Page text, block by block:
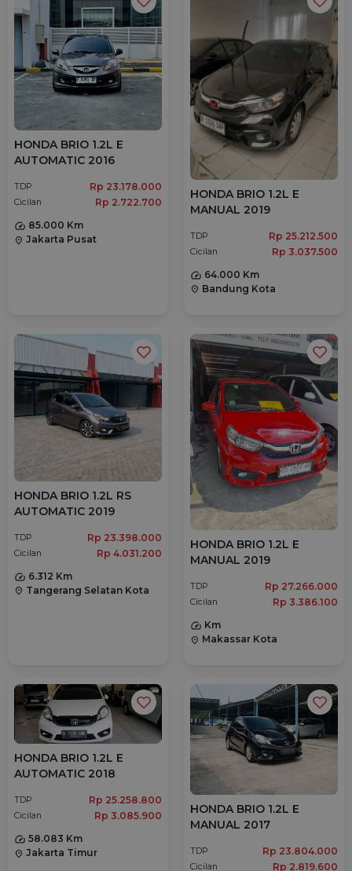
HONDA BRIO 1.2L E
AUTOMATIC 2016
TDP Rp 23.178.000
Cicilan
Rp 2.722.700
85.000 Km
location_on Jakarta Pusat
HONDA BRIO 1.2L E
MANUAL 2019
TDP Rp 25.212.500
Cicilan
Rp 3.037.500
64.000 Km
location_on Bandung Kota
HONDA BRIO 1.2L RS
AUTOMATIC 2019
TDP Rp 23.398.000
Cicilan
Rp 4.031.200
6.312 Km
location_on Tangerang Selatan Kota
HONDA BRIO 1.2L E
MANUAL 2019
TDP Rp 27.266.000
Cicilan
Rp 3.386.100
Km
location_on Makassar Kota
HONDA BRIO 1.2L E
AUTOMATIC 2018
TDP Rp 25.258.800
Cicilan
Rp 3.085.900
58.083 Km
location_on Jakarta Timur
HONDA BRIO 1.2L E
MANUAL 2017
TDP Rp 23.804.000
Cicilan
Rp 2.819.600